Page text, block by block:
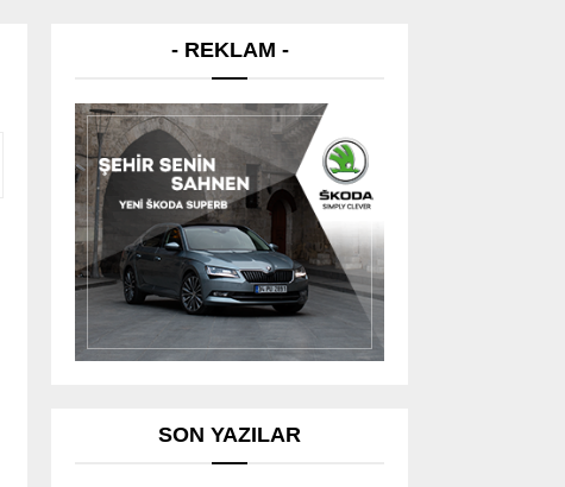
- REKLAM -
SON YAZILAR